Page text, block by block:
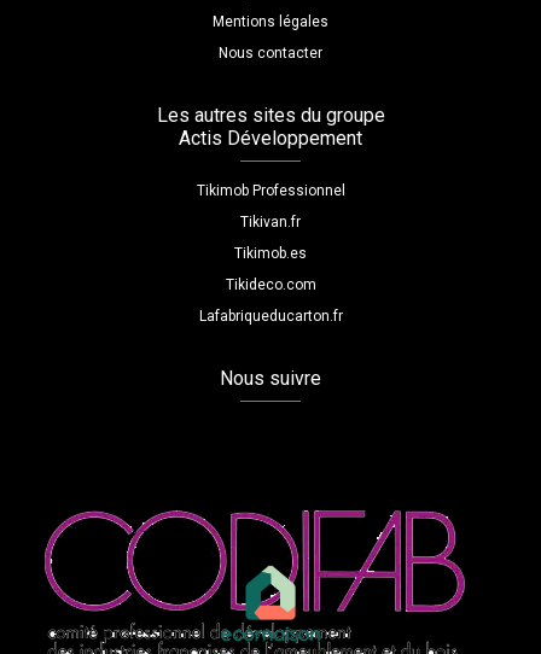
Mentions légales
Nous contacter
Les autres sites du groupe
Actis Développement
Tikimob Professionnel
Tikivan.fr
Tikimob.es
Tikideco.com
Lafabriqueducarton.fr
Nous suivre